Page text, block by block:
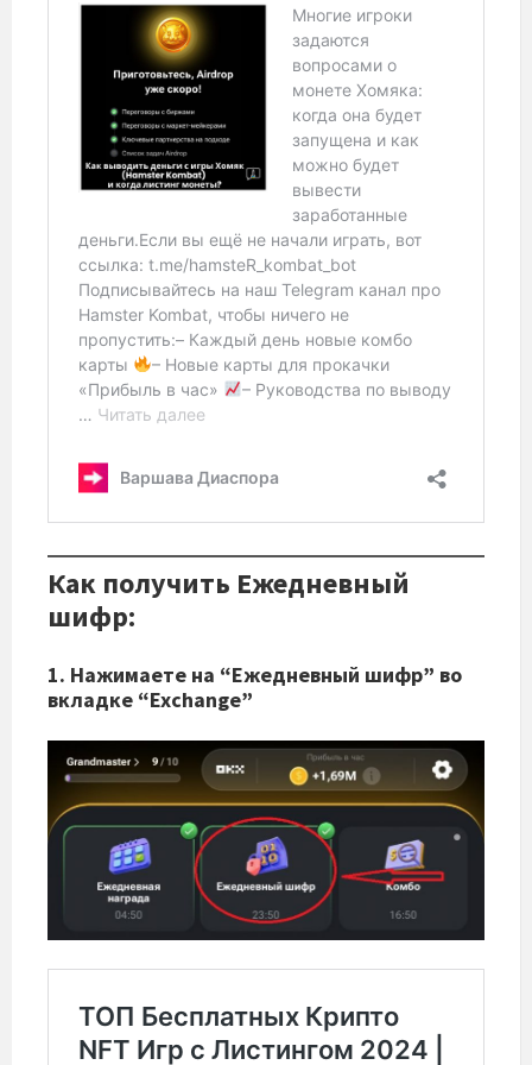
Как получить Ежедневный
шифр:
1. Нажимаете на “Ежедневный шифр” во
вкладке “Exchange”